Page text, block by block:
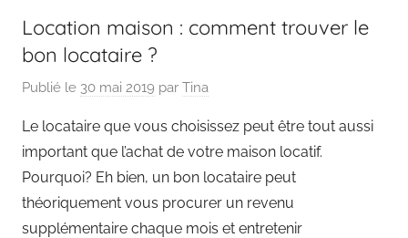
Location maison : comment trouver le
bon locataire ?
Publié le 30 mai 2019 par Tina
Le locataire que vous choisissez peut être tout aussi
important que l’achat de votre maison locatif.
Pourquoi? Eh bien, un bon locataire peut
théoriquement vous procurer un revenu
supplémentaire chaque mois et entretenir